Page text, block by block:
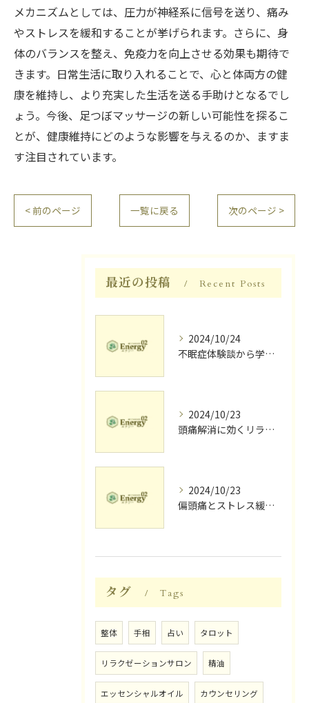
メカニズムとしては、圧力が神経系に信号を送り、痛み
やストレスを緩和することが挙げられます。さらに、身
体のバランスを整え、免疫力を向上させる効果も期待で
きます。日常生活に取り入れることで、心と体両方の健
康を維持し、より充実した生活を送る手助けとなるでし
ょう。今後、足つぼマッサージの新しい可能性を探るこ
とが、健康維持にどのような影響を与えるのか、ますま
す注目されています。
< 前のページ 一覧に戻る 次のページ >
最近の投稿 Recent Posts
2024/10/24
不眠症体験談から学ぶ睡眠質向上法
2024/10/23
頭痛解消に効くリラク体験談
2024/10/23
偏頭痛とストレス緩和に効果的なリラクゼーション法
タグ Tags
整体 手相 占い タロット
リラクゼーションサロン 精油
エッセンシャルオイル カウンセリング